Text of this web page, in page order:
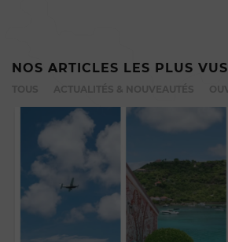
NOS ARTICLES LES PLUS VUS